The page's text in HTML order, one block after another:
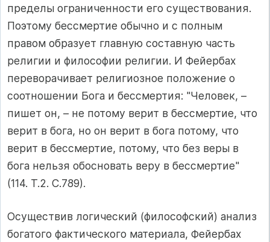
пределы ограниченности его существования.
Поэтому бессмертие обычно и с полным
правом образует главную составную часть
религии и философии религии. И Фейербах
переворачивает религиозное положение о
соотношении Бога и бессмертия: "Человек, –
пишет он, – не потому верит в бессмертие, что
верит в бога, но он верит в бога потому, что
верит в бессмертие, потому, что без веры в
бога нельзя обосновать веру в бессмертие"
(114. Т.2. С.789).
Осуществив логический (философский) анализ
богатого фактического материала, Фейербах